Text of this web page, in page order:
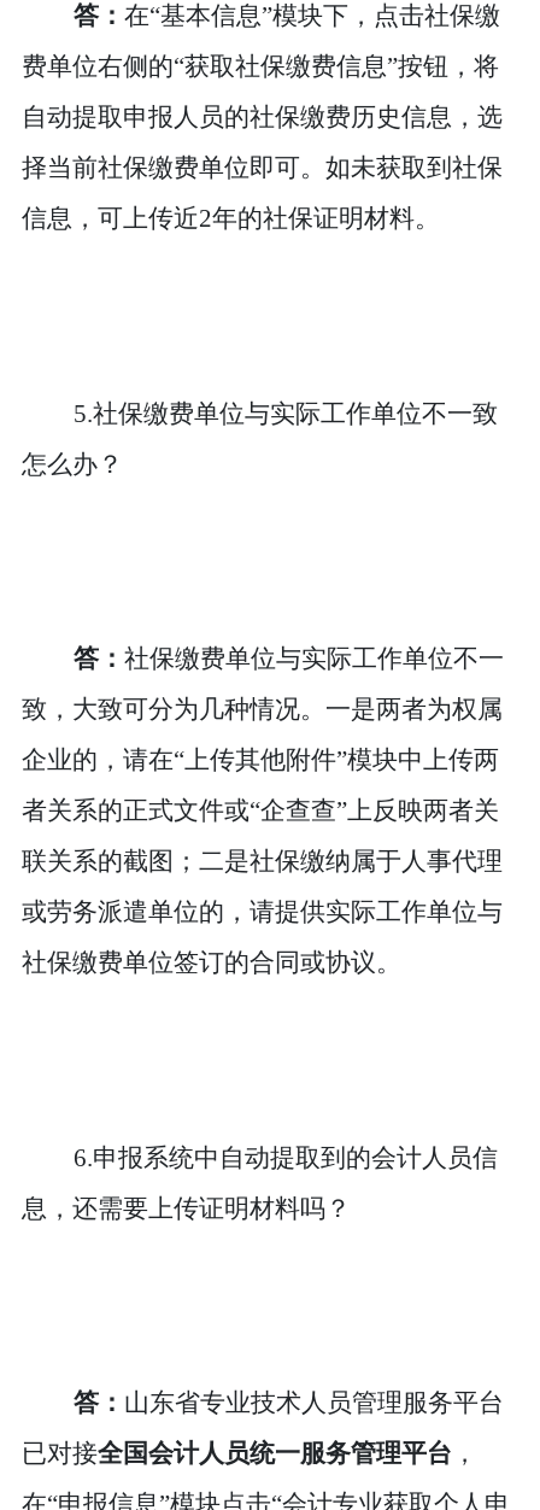
答： 在“基本信息”模块下，点击社保缴
费单位右侧的“获取社保缴费信息”按钮，将
自动提取申报人员的社保缴费历史信息，选
择当前社保缴费单位即可。如未获取到社保
信息，可上传近2年的社保证明材料。
5.社保缴费单位与实际工作单位不一致
怎么办？
答： 社保缴费单位与实际工作单位不一
致，大致可分为几种情况。一是两者为权属
企业的，请在“上传其他附件”模块中上传两
者关系的正式文件或“企查查”上反映两者关
联关系的截图；二是社保缴纳属于人事代理
或劳务派遣单位的，请提供实际工作单位与
社保缴费单位签订的合同或协议。
6.申报系统中自动提取到的会计人员信
息，还需要上传证明材料吗？
答： 山东省专业技术人员管理服务平台
已对接全国会计人员统一服务管理平台 ，
在“申报信息”模块点击“会计专业获取个人申